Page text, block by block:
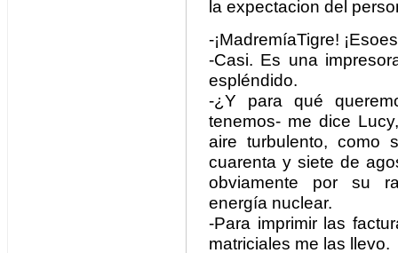
la expectacion del
-¡MadremíaTigre!
-Casi. Es una
espléndido.
-¿Y para qué
tenemos- me dice
aire turbulento, como
cuarenta y siete de
obviamente por su
energía nuclear.
-Para imprimir las
matriciales me las llevo.